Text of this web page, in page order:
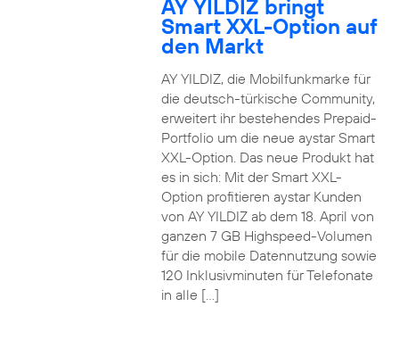
AY YILDIZ bringt
Smart XXL-Option auf
den Markt
AY YILDIZ, die Mobilfunkmarke für
die deutsch-türkische Community,
erweitert ihr bestehendes Prepaid-
Portfolio um die neue aystar Smart
XXL-Option. Das neue Produkt hat
es in sich: Mit der Smart XXL-
Option profitieren aystar Kunden
von AY YILDIZ ab dem 18. April von
ganzen 7 GB Highspeed-Volumen
für die mobile Datennutzung sowie
120 Inklusivminuten für Telefonate
in alle […]